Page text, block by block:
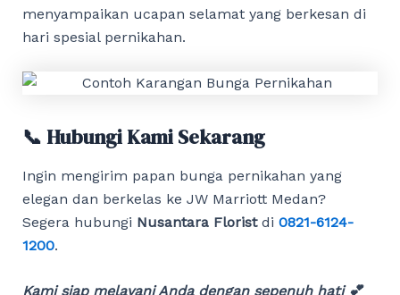
menyampaikan ucapan selamat yang berkesan di
hari spesial pernikahan.
📞 Hubungi Kami Sekarang
Ingin mengirim papan bunga pernikahan yang
elegan dan berkelas ke JW Marriott Medan?
Segera hubungi Nusantara Floristdi 0821-6124-
1200.
Kami siap melayani Anda dengan sepenuh hati 💕